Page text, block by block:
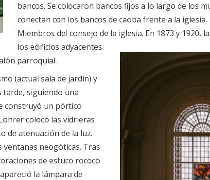
bancos. Se colocaron bancos fijos a lo largo de los
conectan con los bancos de caoba frente a la iglesia.
Miembros del consejo de la iglesia. En 1873 y 1920,
los edificios adyacentes.
parroquial.
(actual sala de jardín) y
tarde, siguiendo una
construyó un pórtico
colocó las vidrieras
de atenuación de la luz.
neogóticas. Tras
de estuco rococó
la lámpara de